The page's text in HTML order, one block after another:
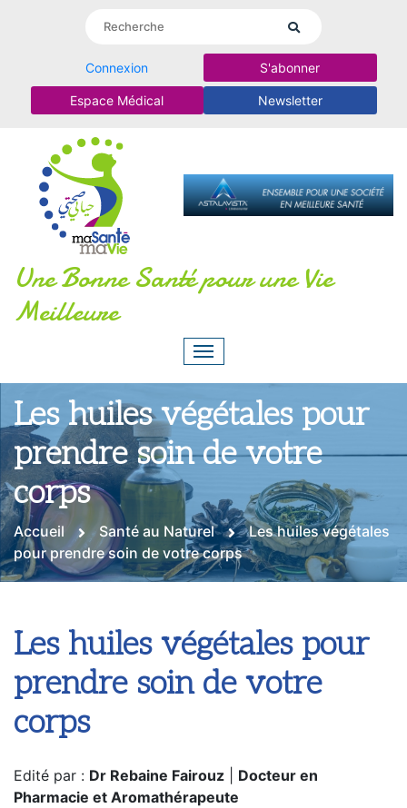
Connexion S'abonner
Espace Médical Newsletter
Une Bonne Santé pour une Vie
Meilleure
Les huiles végétales pour
prendre soin de votre
corps
Accueil Santé au Naturel
Les huiles végétales
pour prendre soin de votre corps
Les huiles végétales pour
prendre soin de votre
corps
Edité par : Dr Rebaine Fairouz
Docteur en
Pharmacie et Aromathérapeute